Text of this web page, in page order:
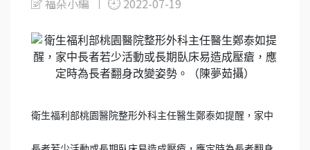
衛生福利部桃園醫院整形外科主任醫生鄭泰如提醒，家中